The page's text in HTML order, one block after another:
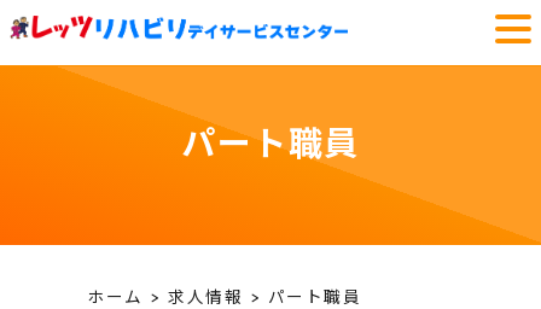
パート職員
ホーム 求人情報 パート職員